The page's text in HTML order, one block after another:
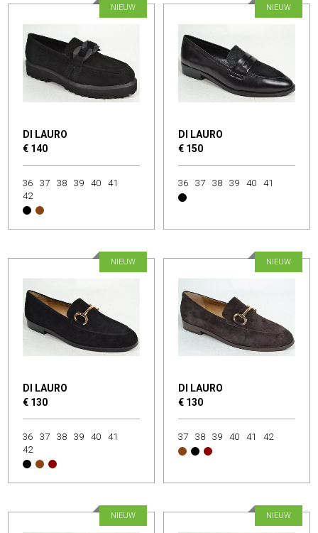
DI LAURO
€ 140
NIEUW
36 37 38 39 40
41
42
DI LAURO
€ 150
NIEUW
36 37 38 39 40 41
DI LAURO
€ 130
NIEUW
36 37 38 39 40
41
42
DI LAURO
€ 130
NIEUW
37 38 39 40 41 42
NIEUW NIEUW